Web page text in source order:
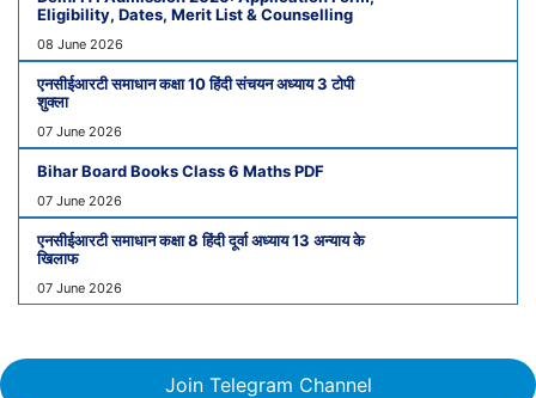
Eligibility, Dates, Merit List & Counselling
08 June 2026
एनसीईआरटी समाधान कक्षा 10 हिंदी संचयन अध्याय 3 टोपी
शुक्ला
07 June 2026
Bihar Board Books Class 6 Maths PDF
07 June 2026
एनसीईआरटी समाधान कक्षा 8 हिंदी दूर्वा अध्याय 13 अन्याय के
खिलाफ
07 June 2026
Join Telegram Channel